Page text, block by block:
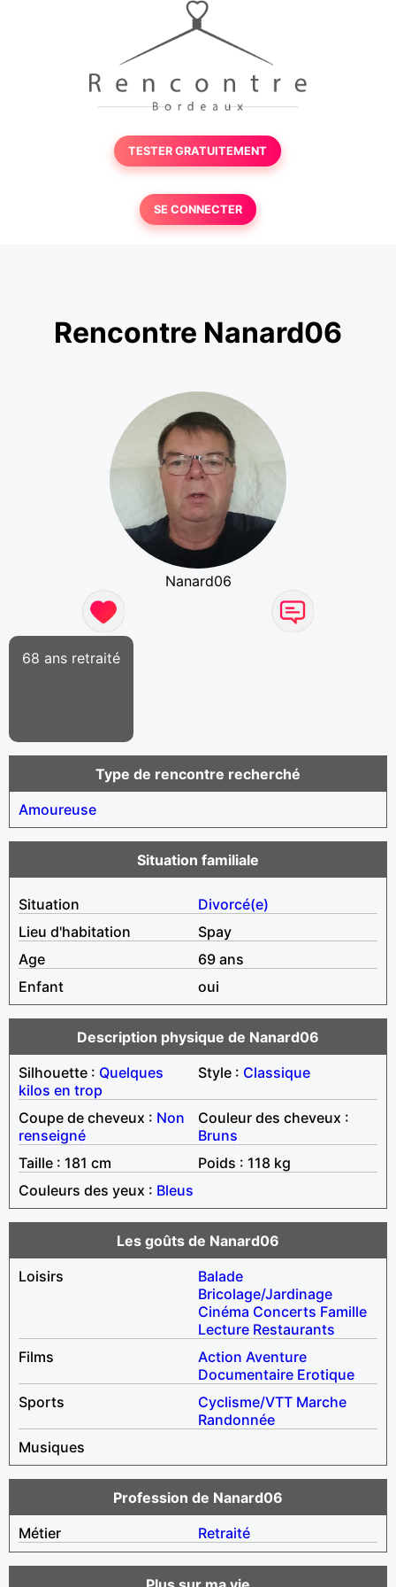
TESTER GRATUITEMENT
SE CONNECTER
Rencontre Nanard06
Nanard06
68 ans retraité
Type de rencontre recherché
Amoureuse
Situation familiale
Situation
Divorcé(e)
Lieu d'habitation
Spay
Age
69 ans
Enfant
oui
Description physique de Nanard06
Silhouette : Quelques
kilos en trop
Style : Classique
Coupe de cheveux : Non
renseigné
Couleur des cheveux :
Bruns
Taille : 181 cm
Poids : 118 kg
Couleurs des yeux : Bleus
Les goûts de Nanard06
Loisirs
Balade
Bricolage/Jardinage
Cinéma Concerts Famille
Lecture Restaurants
Films
Action Aventure
Documentaire Erotique
Sports
Cyclisme/VTT Marche
Randonnée
Musiques
Profession de Nanard06
Métier
Retraité